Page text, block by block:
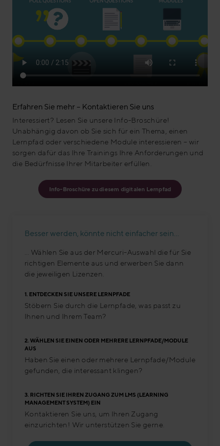
Erfahren Sie mehr – Kontaktieren Sie uns
Interessiert? Lesen Sie unsere Info-Broschüre!
Unabhängig davon ob Sie sich für ein Thema, einen
Lernpfad oder verschiedene Module interessieren – wir
sorgen dafür das Ihre Trainings Ihre Anforderungen und
die Bedürfnisse Ihrer Mitarbeiter erfüllen.
Info-Broschüre zu diesem digitalen Lernpfad
Besser werden, könnte nicht einfacher sein…
… Wählen Sie aus der Mercuri-Auswahl die für Sie
richtigen Elemente aus und erwerben Sie dann
die jeweiligen Lizenzen.
1. ENTDECKEN SIE UNSERE LERNPFADE
Stöbern Sie durch die Lernpfade, was passt zu
Ihnen und Ihrem Team?
2. WÄHLEN SIE EINEN ODER MEHRERE LERNPFADE/MODULE
AUS
Haben Sie einen oder mehrere Lernpfade/Module
gefunden, die interessant klingen?
3. RICHTEN SIE IHREN ZUGANG ZUM LMS (LEARNING
MANAGEMENT SYSTEM) EIN
Kontaktieren Sie uns, um Ihren Zugang
einzurichten! Wir unterstützen Sie gerne.